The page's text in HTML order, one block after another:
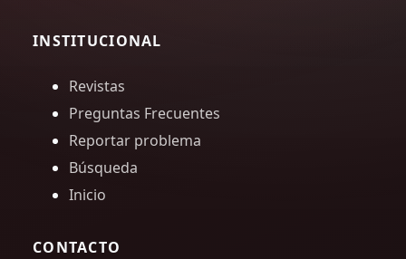
INSTITUCIONAL
Revistas
Preguntas Frecuentes
Reportar problema
Búsqueda
Inicio
CONTACTO